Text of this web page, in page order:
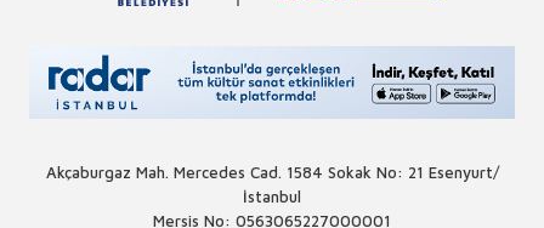
Akçaburgaz Mah. Mercedes Cad. 1584 Sokak No: 21 Esenyurt/
İstanbul
Mersis No: 0563065227000001